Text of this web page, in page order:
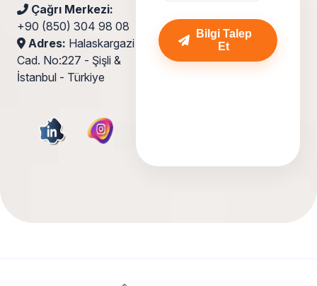
Çağrı Merkezi:
+90 (850) 304 98 08
Adres: Halaskargazi
Cad. No:227 - Şişli &
İstanbul - Türkiye
Bilgi Talep
Et